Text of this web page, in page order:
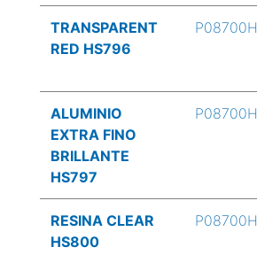
TRANSPARENT
RED HS796
ALUMINIO
EXTRA FINO
BRILLANTE
HS797
RESINA CLEAR
HS800